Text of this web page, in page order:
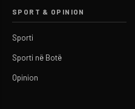
SPORT & OPINION
Sporti
Sporti në Botë
Opinion